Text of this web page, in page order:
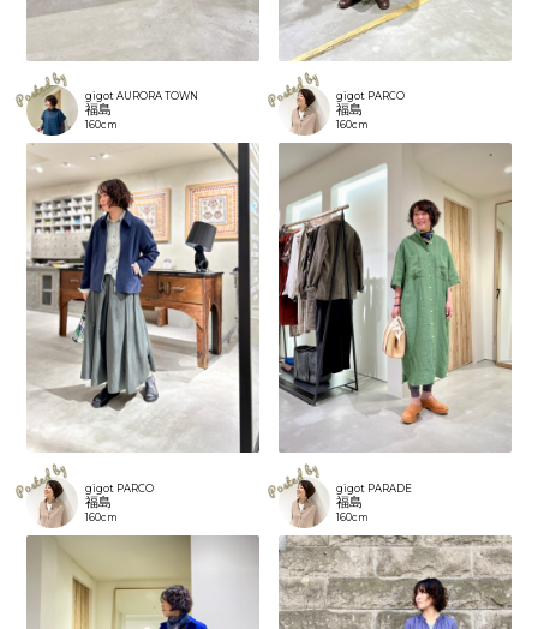
gigot AURORA TOWN
福島
160cm
gigot PARCO
福島
160cm
gigot PARCO
福島
160cm
gigot PARADE
福島
160cm